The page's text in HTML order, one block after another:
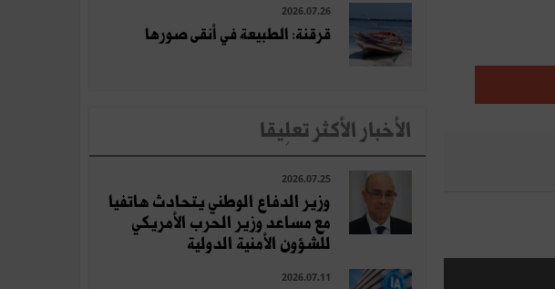
2026.07.26
قرقنة: الطبيعة في أنقى صورها
الأخبار الأكثر تعلِيقا
2026.07.25
وزير الدفاع الوطني يتحادث هاتفيا
مع مساعد وزير الحرب الأمريكي
للشؤون الأمنية الدولية
2026.07.11